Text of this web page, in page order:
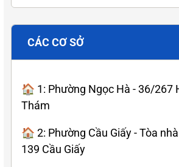
CÁC CƠ SỞ
🏠 1: Phường Ngọc Hà - 36/267
Thám
🏠 2: Phường Cầu Giấy - Tòa
139 Cầu Giấy